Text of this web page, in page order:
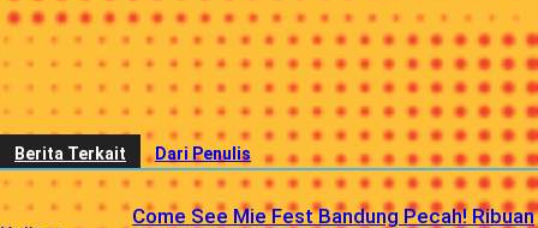
Berita Sebelumnya
10 Tips Menjadi Vlogger
“The Spirit of Ramadhan” Bersama Frasers
Hospitality Cluster Jakarta
Berita Terkait Dari Penulis
Come See Mie Fest Bandung Pecah! Ribuan